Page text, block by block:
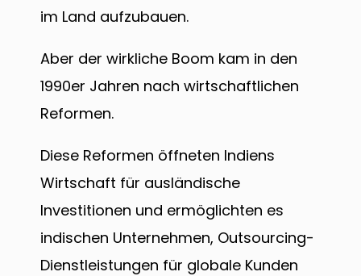
im Land aufzubauen.
Aber der wirkliche Boom kam in den
1990er Jahren nach wirtschaftlichen
Reformen.
Diese Reformen öffneten Indiens
Wirtschaft für ausländische
Investitionen und ermöglichten es
indischen Unternehmen, Outsourcing-
Dienstleistungen für globale Kunden